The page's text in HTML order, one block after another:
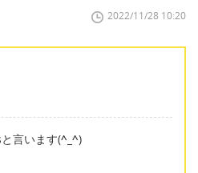
2022/11/28 10:20
言います(^_^)